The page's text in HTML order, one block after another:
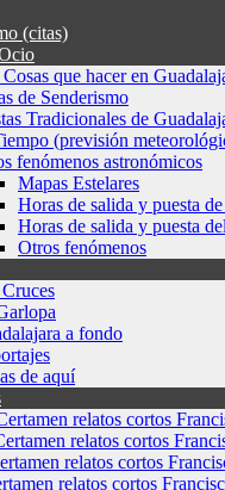
(citas)
que hacer en
de Senderismo
Tradicionales de
(previsión
fenómenos astronómicos
Mapas Estelares
Horas de salida y puesta
Horas de salida y puesta
Otros fenómenos
a fondo
de aquí
relatos cortos
relatos cortos
relatos cortos
relatos cortos